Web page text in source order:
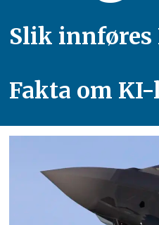
Slik
Fakta om